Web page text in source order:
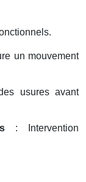
un mouvement
usures avant
: Intervention